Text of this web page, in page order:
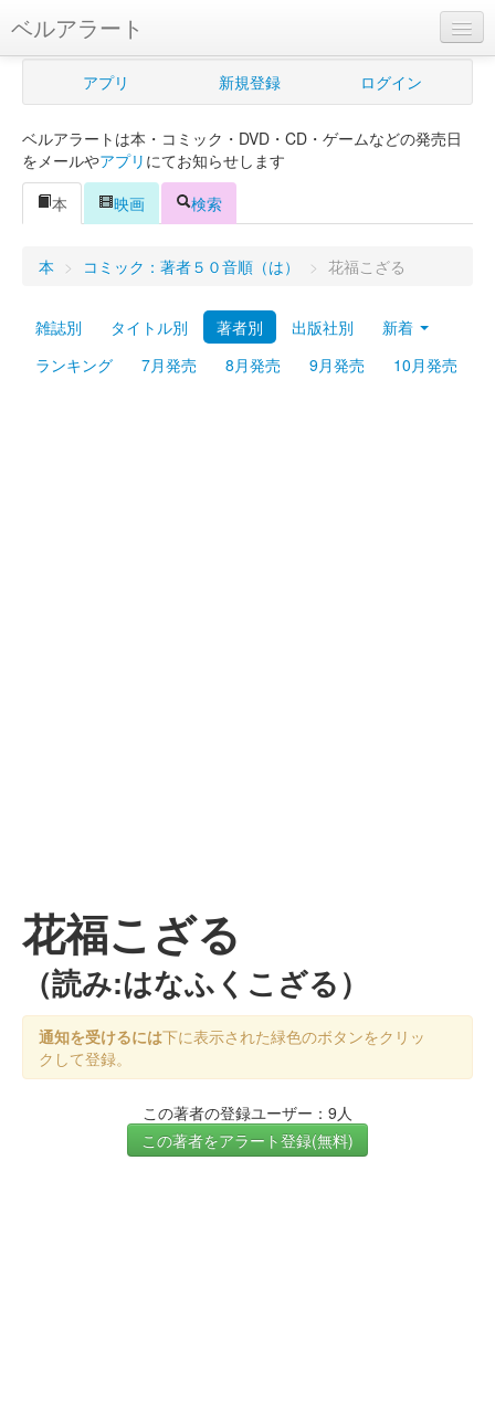
ベルアラート
ベルアラートとは
新規登録
ログイン
Myシェルフ
プレミアム
アプリ 新規登録 ログイン
ベルアラートは本・コミック・DVD・CD・ゲームなどの発売日
をメールやアプリ にてお知らせします
本
映画 検索
本 > コミック：著者５０音順（は） > 花福こざる
雑誌別 タイトル別 著者別 出版社別
新着
ランキング
7月発売 8月発売 9月発売 10月発売
花福こざる
（読み:はなふくこざる）
通知を受けるには下に表示された緑色のボタンをクリッ
クして登録。
この著者の登録ユーザー：9人
この著者をアラート登録(無料)